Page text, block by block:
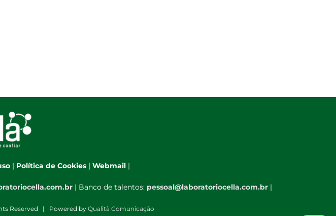
| Política de Cookies| Webmail|
| Banco de talentos: pessoal@laboratoriocella.com.br |
Reserved | Powered byQualità Comunicação